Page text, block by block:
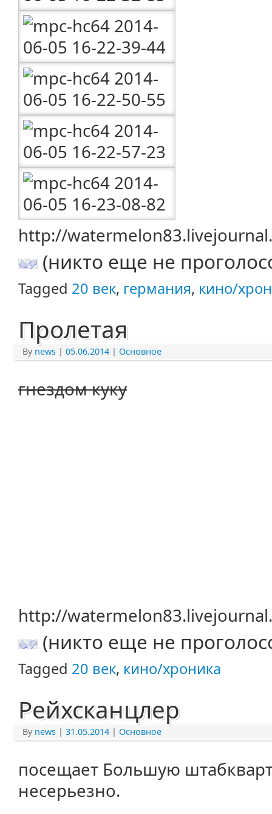
http://
(никто еще не
Tagged 20 век, германия, кино/
Пролетая
By news | 05.06.2014 | Основное
гнездом куку
http://
(никто еще не
Tagged 20 век, кино/хроника
Рейхсканцлер
By news | 31.05.2014 | Основное
посещает Большую
несерьезно.